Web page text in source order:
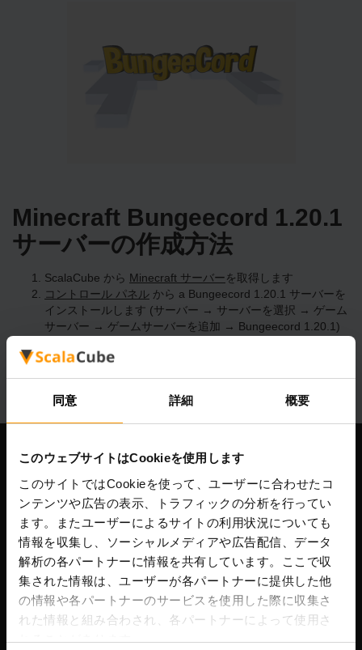
同意 詳細 概要
このウェブサイトはCookieを使用します
このサイトではCookieを使って、ユーザーに合わせたコ
ンテンツや広告の表示、トラフィックの分析を行ってい
ます。またユーザーによるサイトの利用状況についても
情報を収集し、ソーシャルメディアや広告配信、データ
解析の各パートナーに情報を共有しています。ここで収
集された情報は、ユーザーが各パートナーに提供した他
の情報や各パートナーのサービスを使用した際に収集さ
れた情報と組み合わされ、各パートナーによって使用さ
れることがあります。
Minecraft Bungeecord 1.20.1
サーバーの作成方法
ScalaCube から Minecraft サーバーを取得します
コントロール パネル から a Bungeecord 1.20.1 サーバーを
インストールします (サーバー → サーバーを選択 → ゲーム
サーバー → ゲームサーバーを追加 → Bungeecord 1.20.1)
当社
Scalable Hosting Solutions OÜ
登録コード: 14652605
VAT番号: EE102133820
住所: Harju maakond, Tallinn, Kesklinna linnaosa,
Vesivärava tn 50-201, 10152